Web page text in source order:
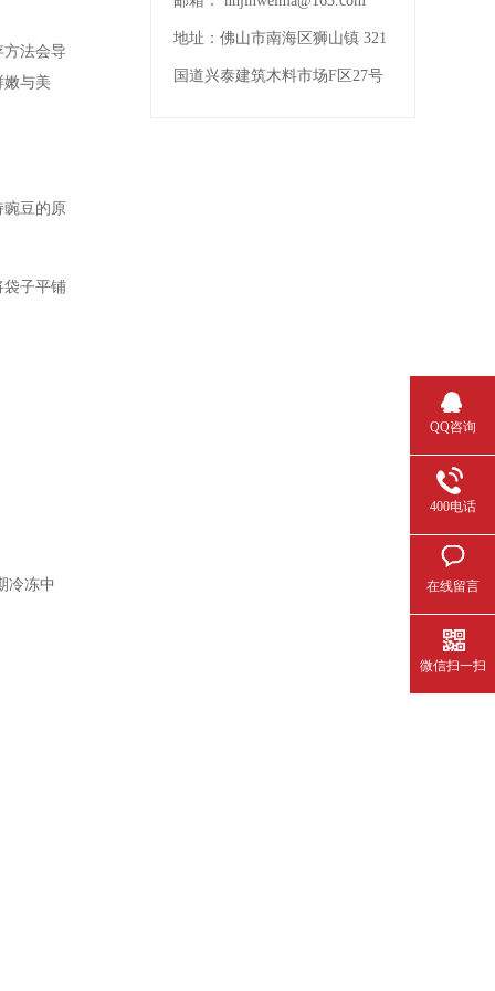
法会导
嫩与美
豆的原
袋子平铺
冷冻中
地址： 佛山市南海区狮山镇 321
国道兴泰建筑木料市场F区27号
QQ咨询
400电话
在线留言
微信扫一扫